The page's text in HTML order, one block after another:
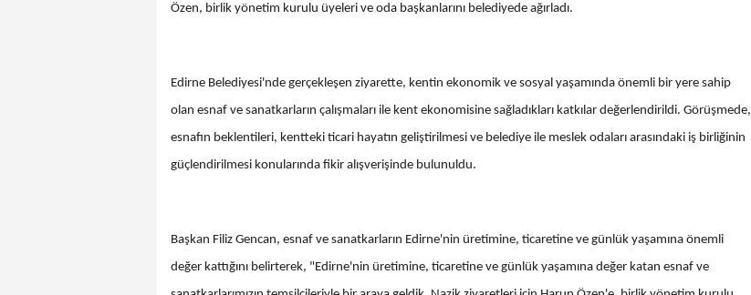
Özen, birlik yönetim kurulu üyeleri ve oda başkanlarını belediyede ağırladı.
Edirne Belediyesi'nde gerçekleşen ziyarette, kentin ekonomik ve sosyal yaşamında önemli bir yere sahip
olan esnaf ve sanatkarların çalışmaları ile kent ekonomisine sağladıkları katkılar değerlendirildi. Görüşmede,
esnafın beklentileri, kentteki ticari hayatın geliştirilmesi ve belediye ile meslek odaları arasındaki iş birliğinin
güçlendirilmesi konularında fikir alışverişinde bulunuldu.
Başkan Filiz Gencan, esnaf ve sanatkarların Edirne'nin üretimine, ticaretine ve günlük yaşamına önemli
değer kattığını belirterek, "Edirne'nin üretimine, ticaretine ve günlük yaşamına değer katan esnaf ve